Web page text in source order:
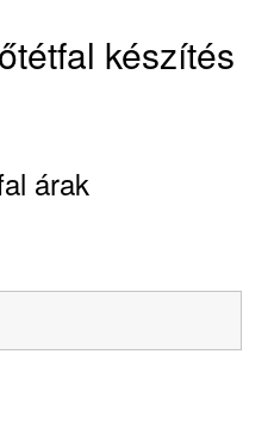
készítés
árak